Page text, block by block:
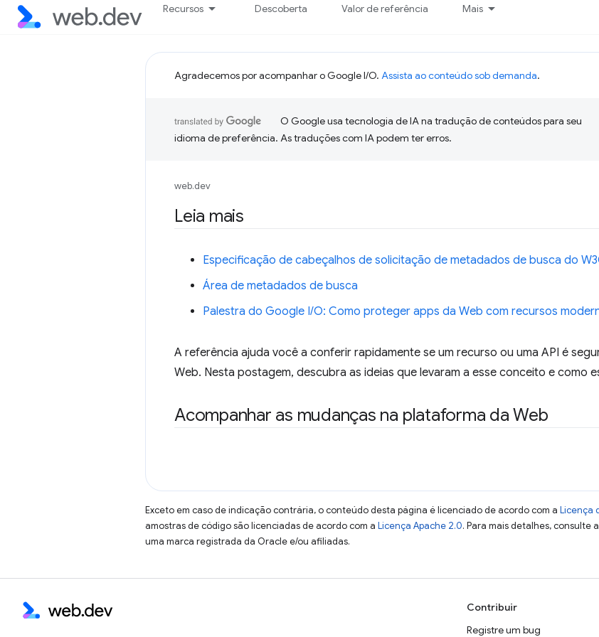
Recursos Descoberta Valor de referência Mais
Agradecemos por acompanhar o Google I/O. Assista ao conteúdo sob demanda.
O Google usa tecnologia de IA na tradução de conteúdos para seu
idioma de preferência. As traduções com IA podem ter erros.
web.dev
Leia mais
Especificação de cabeçalhos de solicitação de metadados de busca do
Área de metadados de busca
Palestra do Google I/O: Como proteger apps da Web com recursos
A referência ajuda você a conferir rapidamente se um recurso ou uma API é
Web. Nesta postagem, descubra as ideias que levaram a esse conceito e como
Acompanhar as mudanças na plataforma da Web
Exceto em caso de indicação contrária, o conteúdo desta página é licenciado de acordo com a Licença
amostras de código são licenciadas de acordo com a Licença Apache 2.0. Para mais detalhes, consulte
uma marca registrada da Oracle e/ou afiliadas.
Contribuir
Registre um bug